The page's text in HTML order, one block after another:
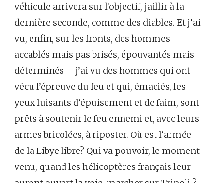
véhicule arrivera sur l’objectif, jaillir à la
dernière seconde, comme des diables. Et j’ai
vu, enfin, sur les fronts, des hommes
accablés mais pas brisés, épouvantés mais
déterminés – j’ai vu des hommes qui ont
vécu l’épreuve du feu et qui, émaciés, les
yeux luisants d’épuisement et de faim, sont
prêts à soutenir le feu ennemi et, avec leurs
armes bricolées, à riposter. Où est l’armée
de la Libye libre? Qui va pouvoir, le moment
venu, quand les hélicoptères français leur